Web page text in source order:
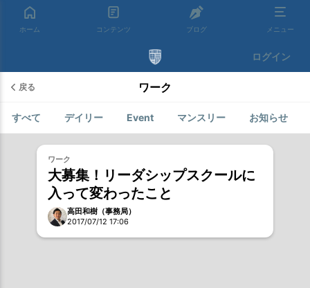
ホーム コンテンツ ブログ メニュー
ログイン
戻る ワーク
すべて デイリー Event マンスリー お知らせ
ワーク
大募集！リーダシップスクールに
入って変わったこと
高田和樹（事務局）
2017/07/12 17:06